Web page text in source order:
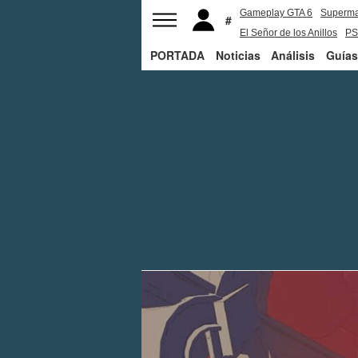
Gameplay GTA 6
El Señor de los Anillos
PORTADA Noticias Análisis Guías